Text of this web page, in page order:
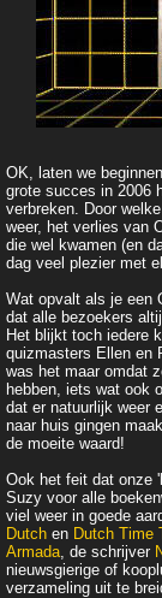
OK, laten we
grote succes in 2006
verbreken. Door
weer, het verlies van
die wel kwamen (en
dag veel plezier met
Wat opvalt als je een
dat alle bezoekers
Het blijkt toch iedere
quizmasters Ellen en
was het maar omdat
hebben, iets wat ook
dat er natuurlijk weer
naar huis gingen
de moeite waard!
Ook het feit dat onze
Suzy voor alle
viel weer in goede
Dutch en Dutch Time
Armada, de schrijver
nieuwsgierige of
verzameling uit te